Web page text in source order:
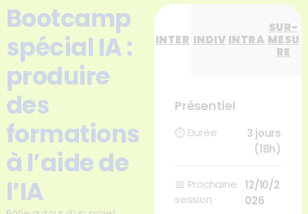
Bootcamp
spécial IA :
produire
des
formations
à l’aide de
l’IA
INTER INDIV INTRA
SUR-
MESU
RE
Présentiel
⏱ Durée
3 jours
(18h)
📅 Prochaine
session
12/10/2
026